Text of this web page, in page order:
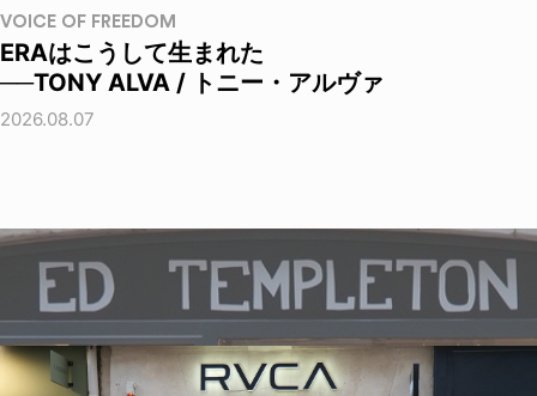
VOICE OF FREEDOM
ERAはこうして生まれた
──TONY ALVA / トニー・アルヴァ
2026.08.07